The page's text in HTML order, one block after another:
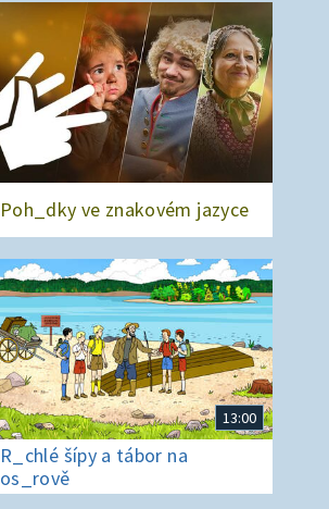
Poh_dky ve znakovém jazyce
13:00
R_chlé šípy a tábor na
os_rově